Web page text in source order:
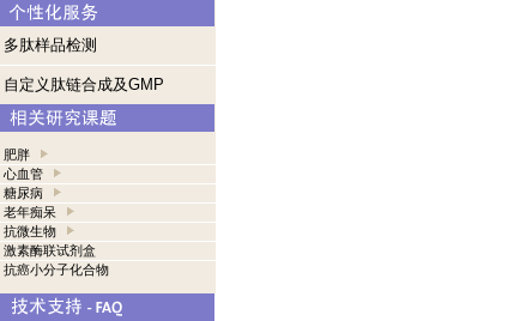
多肽样品检测
自定义肽链合成及GMP
肥胖
心血管
糖尿病
老年痴呆
抗微生物
激素酶联试剂盒
抗癌小分子化合物